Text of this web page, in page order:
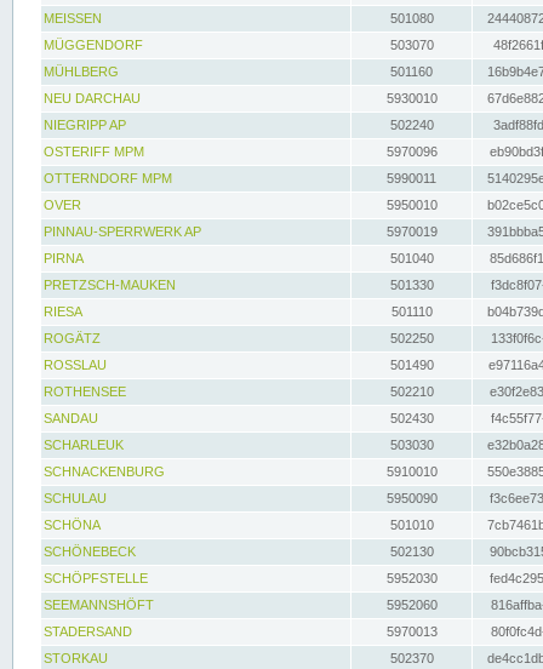
MEISSEN
501080
MÜGGENDORF
503070
MÜHLBERG
501160
NEU DARCHAU
5930010
NIEGRIPP AP
502240
OSTERIFF MPM
5970096
OTTERNDORF MPM
5990011
OVER
5950010
PINNAU-SPERRWERK AP
5970019
PIRNA
501040
PRETZSCH-MAUKEN
501330
RIESA
501110
ROGÄTZ
502250
ROSSLAU
501490
ROTHENSEE
502210
SANDAU
502430
SCHARLEUK
503030
SCHNACKENBURG
5910010
SCHULAU
5950090
SCHÖNA
501010
SCHÖNEBECK
502130
SCHÖPFSTELLE
5952030
SEEMANNSHÖFT
5952060
STADERSAND
5970013
STORKAU
502370